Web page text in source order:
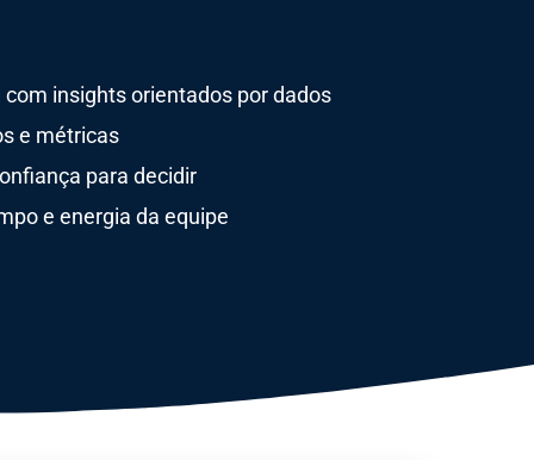
insights orientados por dados
e métricas
para decidir​
e energia da equipe​